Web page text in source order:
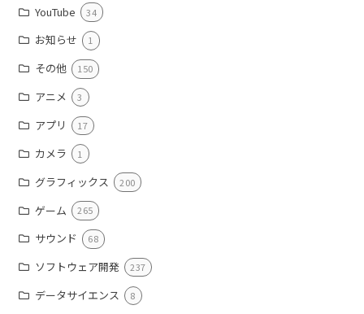
YouTube 34
お知らせ 1
その他 150
アニメ 3
アプリ 17
カメラ 1
グラフィックス 200
ゲーム 265
サウンド 68
ソフトウェア開発 237
データサイエンス 8